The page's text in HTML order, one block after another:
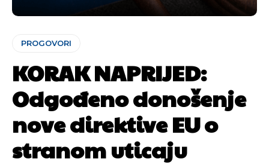
PROGOVORI
KORAK NAPRIJED:
Odgođeno donošenje
nove direktive EU o
stranom uticaju